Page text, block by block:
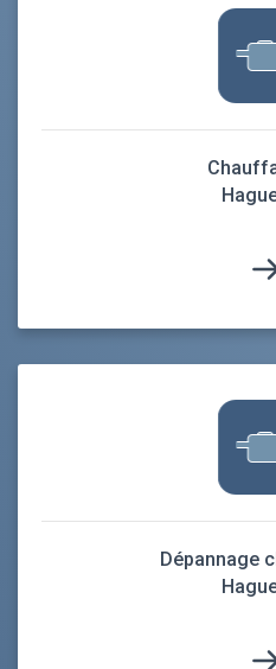
Dépannage